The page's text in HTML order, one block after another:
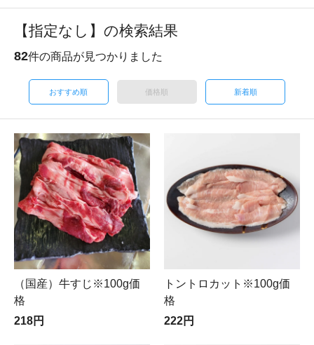
【指定なし】の検索結果
82件の商品が見つかりました
おすすめ順 価格順 新着順
（国産）牛すじ※100g価
格
218円
トントロカット※100g価
格
222円